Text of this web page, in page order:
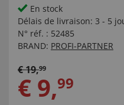
En stock
Délais de livraison: 3 - 5
N° réf. : 52485
BRAND: PROFI-PARTNER
€19,99
€ 9,99